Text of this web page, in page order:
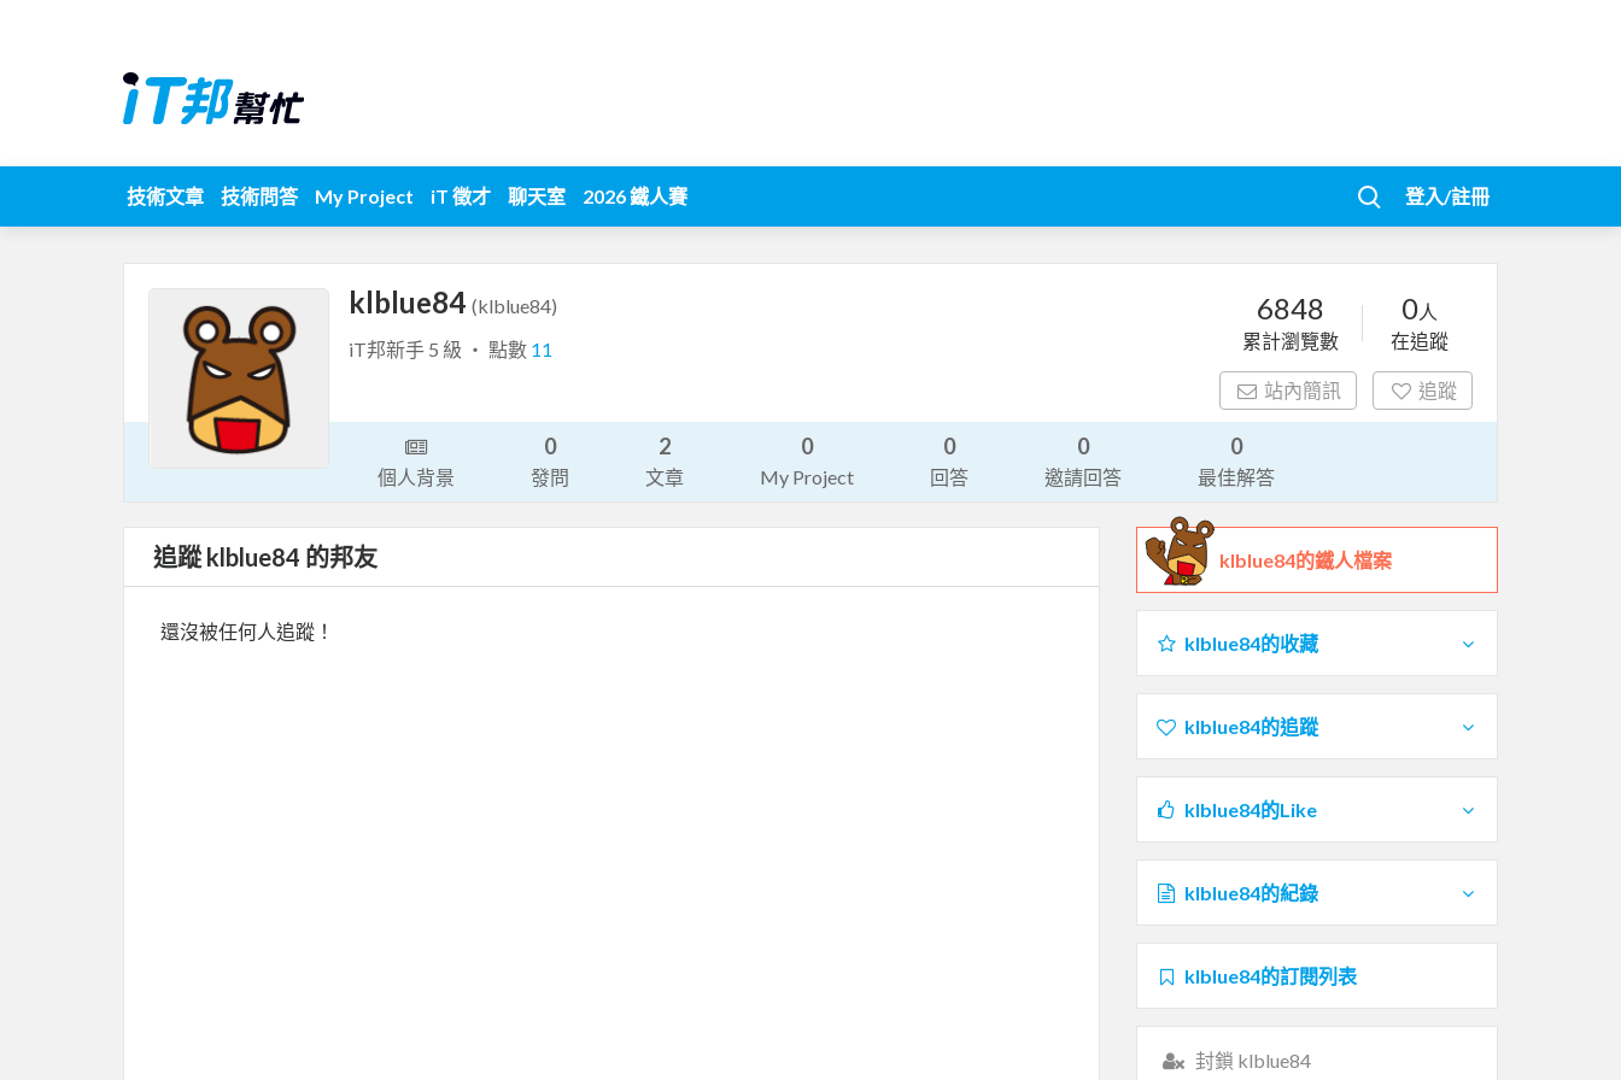
技術文章 技術問答 My Project iT 徵才 聊天室 2026 鐵人賽 登入/註冊
klblue84 (klblue84)
iT邦新手 5 級 ‧ 點數 11
6848
累計瀏覽數
0人
在追蹤
站內簡訊 追蹤
個人背景
0
發問
2
文章
0
My Project
0
回答
0
邀請回答
0
最佳解答
追蹤 klblue84 的邦友
還沒被任何人追蹤！
klblue84的鐵人檔案
klblue84的收藏
klblue84的追蹤
klblue84的Like
klblue84的紀錄
klblue84的訂閱列表
封鎖 klblue84